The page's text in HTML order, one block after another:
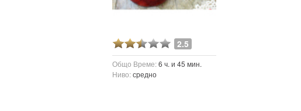
2.5
Общо Време:6 ч. и 45 мин.
Ниво:средно